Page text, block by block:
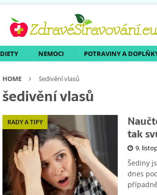
DIETY NEMOCI POTRAVINY A
HOME šedivění vlasů
šedivění vlasů
RADY A TIPY
tak
9.
Šediny
dnes